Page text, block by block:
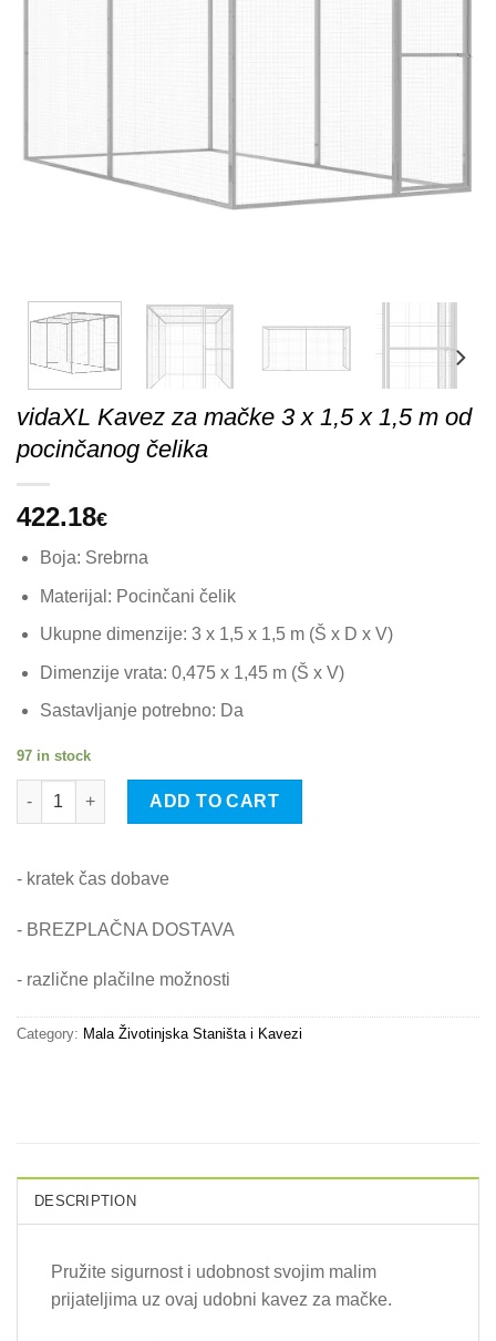
vidaXL Kavez za mačke 3 x 1,5 x 1,5 m od
pocinčanog čelika
422.18€
Boja: Srebrna
Materijal: Pocinčani čelik
Ukupne dimenzije: 3 x 1,5 x 1,5 m (Š x D x V)
Dimenzije vrata: 0,475 x 1,45 m (Š x V)
Sastavljanje potrebno: Da
97 in stock
vidaXL Kavez za mačke 3 x 1,5 x 1,5 m od pocinčanog čelika
ADD TO CART
- kratek čas dobave
- BREZPLAČNA DOSTAVA
- različne plačilne možnosti
Category: Mala Životinjska Staništa i Kavezi
DESCRIPTION
Pružite sigurnost i udobnost svojim malim
prijateljima uz ovaj udobni kavez za mačke.